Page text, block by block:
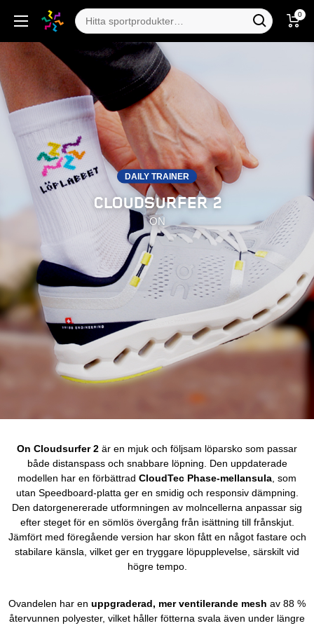
0
DAILY TRAINER
CLOUDSURFER 2
ON
On Cloudsurfer 2 är en mjuk och följsam löparsko som passar
både distanspass och snabbare löpning. Den uppdaterade
modellen har en förbättrad CloudTec Phase-mellansula , som
utan Speedboard-platta ger en smidig och responsiv dämpning.
Den datorgenererade utformningen av molncellerna anpassar sig
efter steget för en sömlös övergång från isättning till frånskjut.
Jämfört med föregående version har skon fått en något fastare och
stabilare känsla , vilket ger en tryggare löpupplevelse, särskilt vid
högre tempo.
Ovandelen har en uppgraderad, mer ventilerande mesh av 88 %
återvunnen polyester, vilket håller fötterna svala även under längre